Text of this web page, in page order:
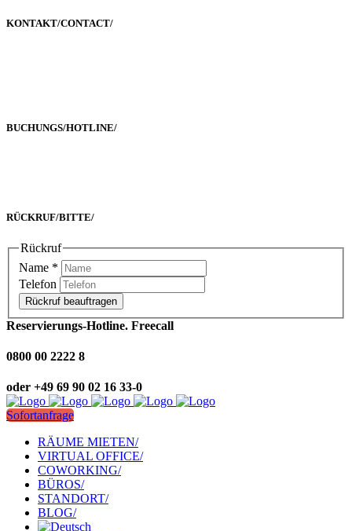
KONTAKT/CONTACT/
BUCHUNGS/HOTLINE/
RÜCKRUF/BITTE/
Rückruf
Name *
Telefon
Rückruf beauftragen
Reservierungs-Hotline. Freecall
0800 00 2222 8
oder +49 69 90 02 16 33-0
Sofortanfrage
RÄUME MIETEN/
VIRTUAL OFFICE/
COWORKING/
BÜROS/
STANDORT/
BLOG/